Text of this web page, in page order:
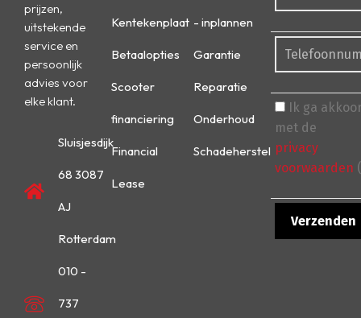
prijzen,
uitstekende
service en
persoonlijk
advies voor
elke klant.
Sluisjesdijk
68 3087
AJ
Rotterdam
010 -
737
Kentekenplaat
Betaalopties
Scooter
financiering
Financial
Lease
- inplannen
Garantie
Reparatie
Onderhoud
Schadeherstel
Ik ga
met de
privacy
voorwaarden